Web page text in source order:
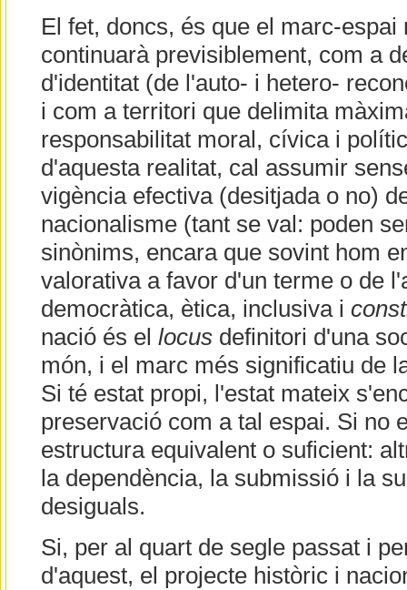
El fet, doncs, és que el marc-espai
continuarà previsiblement, com a
d'identitat (de l'auto- i hetero-
i com a territori que delimita
responsabilitat moral, cívica i
d'aquesta realitat, cal assumir
vigència efectiva (desitjada o no)
nacionalisme (tant se val: poden
sinònims, encara que sovint hom
valorativa a favor d'un terme o de
democràtica, ètica, inclusiva i
nació és el locusdefinitori d'una
món, i el marc més significatiu de
Si té estat propi, l'estat mateix
preservació com a tal espai. Si no
estructura equivalent o suficient:
la dependència, la submissió i la
desiguals.
Si, per al quart de segle passat i
d'aquest, el projecte històric i